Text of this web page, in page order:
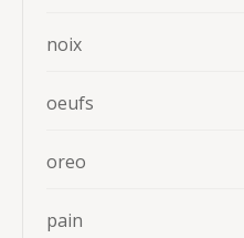
noix
oeufs
oreo
pain